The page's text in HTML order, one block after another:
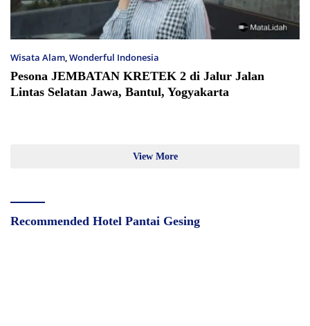
Wisata Alam,Wonderful Indonesia
Pesona JEMBATAN KRETEK 2 di Jalur Jalan
Lintas Selatan Jawa, Bantul, Yogyakarta
View More
Recommended Hotel Pantai Gesing